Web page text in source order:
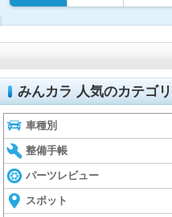
みんカラ 人気のカテゴリ
車種別
整備手帳
パーツレビュー
スポット